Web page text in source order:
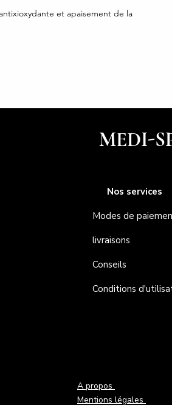
et apaisement de la
MEDI-
Nos services
Modes de
livraisons
Conseils
Conditions
A propos
Mentions légales